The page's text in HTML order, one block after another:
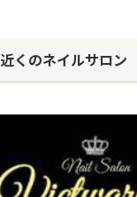
近くのネイルサロン